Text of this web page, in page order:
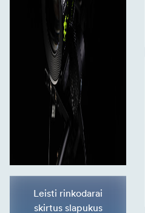
Leisti rinkodarai
skirtus slapukus